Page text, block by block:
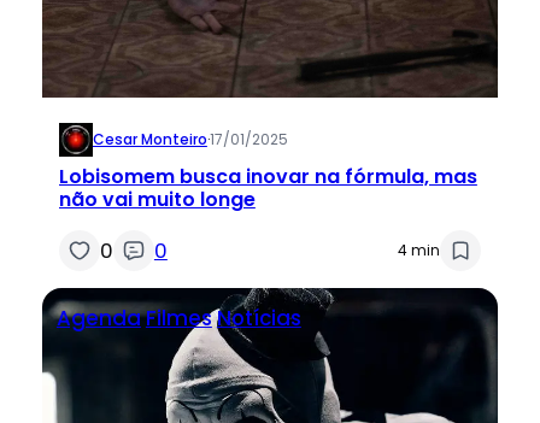
Cesar Monteiro·17/01/2025
Lobisomem busca inovar na fórmula, mas
não vai muito longe
0 0 4 min
AgendaFilmesNotícias